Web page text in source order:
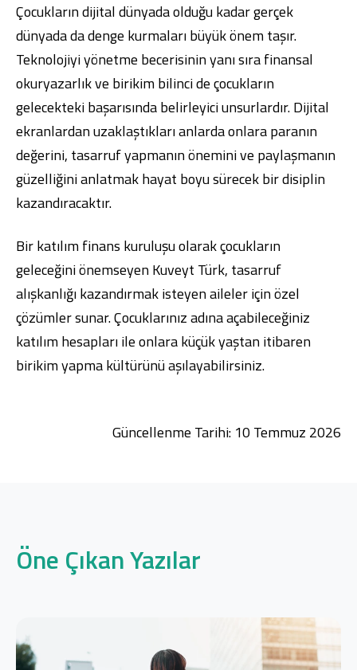
Çocukların dijital dünyada olduğu kadar gerçek
dünyada da denge kurmaları büyük önem taşır.
Teknolojiyi yönetme becerisinin yanı sıra finansal
okuryazarlık ve birikim bilinci de çocukların
gelecekteki başarısında belirleyici unsurlardır. Dijital
ekranlardan uzaklaştıkları anlarda onlara paranın
değerini, tasarruf yapmanın önemini ve paylaşmanın
güzelliğini anlatmak hayat boyu sürecek bir disiplin
kazandıracaktır.
Bir katılım finans kuruluşu olarak çocukların
geleceğini önemseyen Kuveyt Türk, tasarruf
alışkanlığı kazandırmak isteyen aileler için özel
çözümler sunar. Çocuklarınız adına açabileceğiniz
katılım hesapları ile onlara küçük yaştan itibaren
birikim yapma kültürünü aşılayabilirsiniz.
Güncellenme Tarihi: 10 Temmuz 2026
Öne Çıkan Yazılar